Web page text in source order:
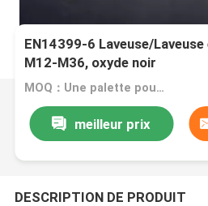
EN14399-6 Laveuse/
M12-M36, oxyde noir
MOQ：Une palette pour une taille
meilleur prix
DESCRIPTION DE PRODUIT